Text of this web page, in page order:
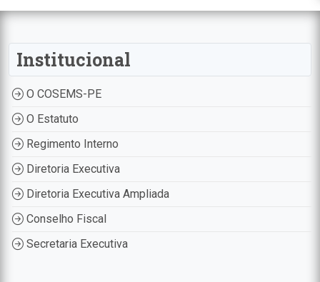
Institucional
O COSEMS-PE
O Estatuto
Regimento Interno
Diretoria Executiva
Diretoria Executiva Ampliada
Conselho Fiscal
Secretaria Executiva